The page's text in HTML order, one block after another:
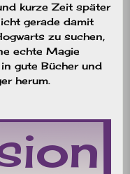
kurze Zeit später
gerade damit
zu suchen,
echte Magie
gute Bücher und
herum.